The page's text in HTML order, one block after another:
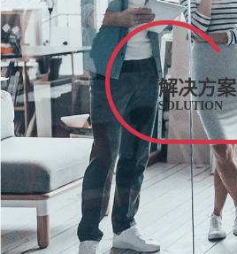
解决方案
SOLUTION